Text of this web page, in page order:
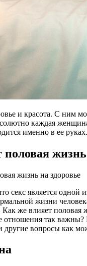
и красота. С ним
каждая
именно в ее руках.
жизнь
секс является одной
жизни
же влияет половая
отношения так важны?
другие вопросы как